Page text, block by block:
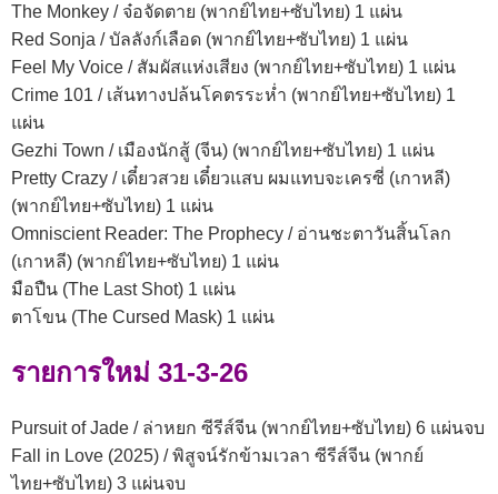
The Monkey / จ๋อจัดตาย (พากย์ไทย+ซับไทย) 1 แผ่น
Red Sonja / บัลลังก์เลือด (พากย์ไทย+ซับไทย) 1 แผ่น
Feel My Voice / สัมผัสแห่งเสียง (พากย์ไทย+ซับไทย) 1 แผ่น
Crime 101 / เส้นทางปล้นโคตรระห่ำ (พากย์ไทย+ซับไทย) 1
แผ่น
Gezhi Town / เมืองนักสู้ (จีน) (พากย์ไทย+ซับไทย) 1 แผ่น
Pretty Crazy / เดี๋ยวสวย เดี๋ยวแสบ ผมแทบจะเครซี่ (เกาหลี)
(พากย์ไทย+ซับไทย) 1 แผ่น
Omniscient Reader: The Prophecy / อ่านชะตาวันสิ้นโลก
(เกาหลี) (พากย์ไทย+ซับไทย) 1 แผ่น
มือปืน (The Last Shot) 1 แผ่น
ตาโขน (The Cursed Mask) 1 แผ่น
รายการใหม่ 31-3-26
Pursuit of Jade / ล่าหยก ซีรีส์จีน (พากย์ไทย+ซับไทย) 6 แผ่นจบ
Fall in Love (2025) / พิสูจน์รักข้ามเวลา ซีรีส์จีน (พากย์
ไทย+ซับไทย) 3 แผ่นจบ